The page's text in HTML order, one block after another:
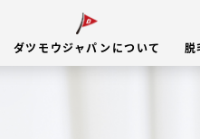
ダツモウジャパンについて 脱